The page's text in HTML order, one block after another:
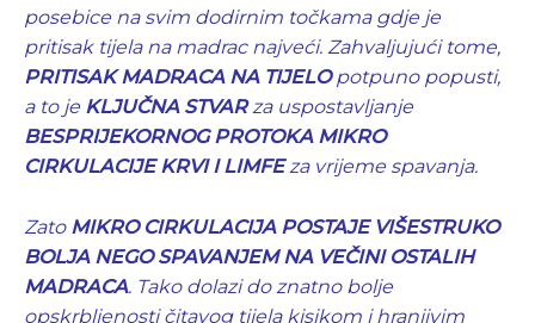
posebice na svim dodirnim točkama gdje je
pritisak tijela na madrac najveći. Zahvaljujući tome,
PRITISAK MADRACA NA TIJELOpotpuno popusti,
a to je KLJUČNA STVARza uspostavljanje
BESPRIJEKORNOG PROTOKA MIKRO
CIRKULACIJE KRVI I LIMFEza vrijeme spavanja.
Zato MIKRO CIRKULACIJA POSTAJE VIŠESTRUKO
BOLJA NEGO SPAVANJEM NA VEČINI OSTALIH
MADRACA. Tako dolazi do znatno bolje
opskrbljenosti čitavog tijela kisikom i hranjivim